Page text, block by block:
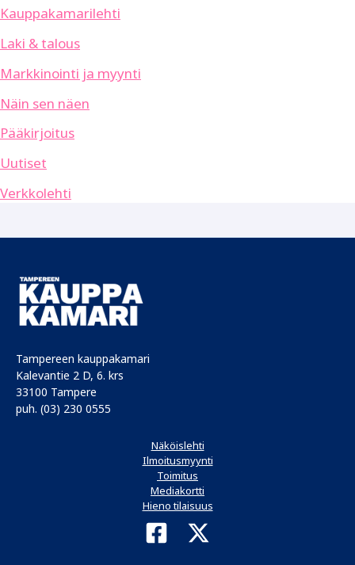
Kauppakamarilehti
Laki & talous
Markkinointi ja myynti
Näin sen näen
Pääkirjoitus
Uutiset
Verkkolehti
Tampereen kauppakamari
Kalevantie 2 D, 6. krs
33100 Tampere
puh. (03) 230 0555
Näköislehti
Ilmoitusmyynti
Toimitus
Mediakortti
Hieno tilaisuus